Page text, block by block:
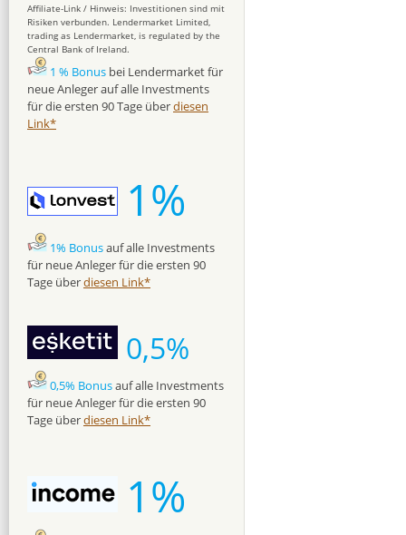
Affiliate-Link / Hinweis: Investitionen sind mit
Risiken verbunden. Lendermarket Limited,
trading as Lendermarket, is regulated by the
Central Bank of Ireland.
1 % Bonus bei Lendermarket für
neue Anleger auf alle Investments
für die ersten 90 Tage überdiesen
Link*
1%
1% Bonusauf alle Investments
für neue Anleger für die ersten 90
Tage überdiesen Link*
0,5%
0,5% Bonusauf alle Investments
für neue Anleger für die ersten 90
Tage überdiesen Link*
1%